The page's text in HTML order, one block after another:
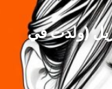
(ولدت في